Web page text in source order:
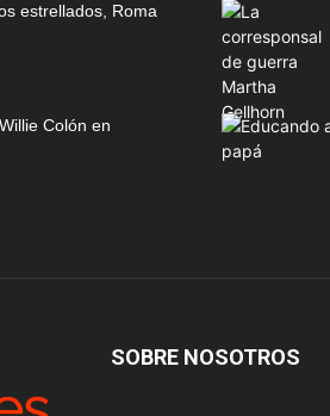
estrellados, Roma
Colón en
SOBRE NOSOTROS